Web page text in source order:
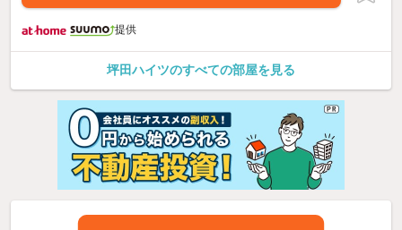
提供
坪田ハイツのすべての部屋を見る